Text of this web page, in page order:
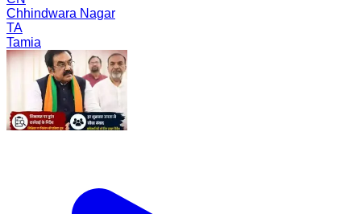
Chhindwara Nagar
TA
Tamia